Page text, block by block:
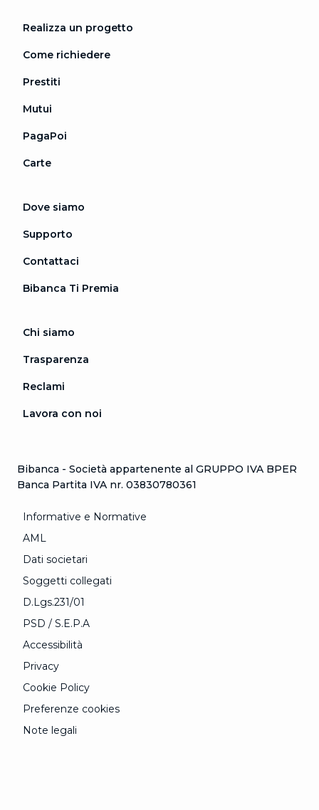
Realizza un progetto
Come richiedere
Prestiti
Mutui
PagaPoi
Carte
Dove siamo
Supporto
Contattaci
Bibanca Ti Premia
Chi siamo
Trasparenza
Reclami
Lavora con noi
Bibanca - Società appartenente al GRUPPO IVA BPER
Banca Partita IVA nr. 03830780361
Informative e Normative
AML
Dati societari
Soggetti collegati
D.Lgs.231/01
PSD / S.E.P.A
Accessibilità
Privacy
Cookie Policy
Preferenze cookies
Note legali